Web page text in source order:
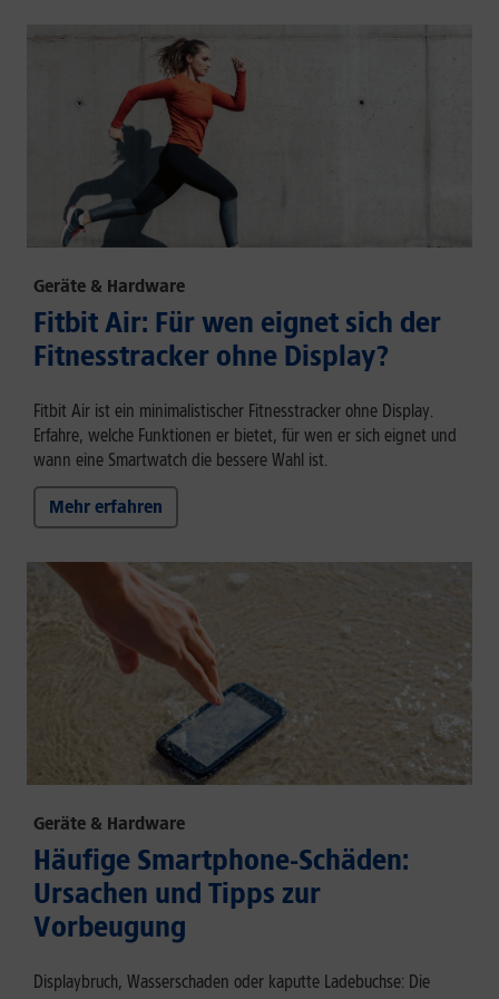
Geräte & Hardware
Fitbit Air: Für wen eignet sich der
Fitnesstracker ohne Display?
Fitbit Air ist ein minimalistischer Fitnesstracker ohne Display.
Erfahre, welche Funktionen er bietet, für wen er sich eignet und
wann eine Smartwatch die bessere Wahl ist.
Mehr erfahren
Geräte & Hardware
Häufige Smartphone-Schäden:
Ursachen und Tipps zur
Vorbeugung
Displaybruch, Wasserschaden oder kaputte Ladebuchse: Die